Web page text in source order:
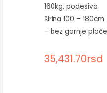
160kg, podesiva
širina 100 – 180cm
– bez gornje ploče
35,431.70rsd